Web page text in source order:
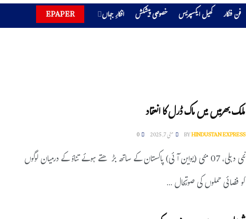
فن فنکار کھیل ایکسپریس خصوصی پیشکش افکارِ جہاں EPAPER
ملک بھرمیں میں ماک ڈرل کا انعقاد
BYHINDUSTAN EXPRESS مئی 7, 2025 0
نئی دہلی، 07 مئی (یواین آئی) پاکستان کے ساتھ بڑھتے ہوئے تناؤ کے درمیان لوگوں
کو فضائی حملوں کی صورتحال ...